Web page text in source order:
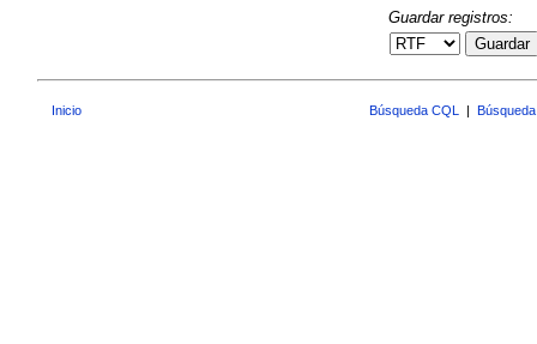
Guardar registros:
Guardar
Inicio Búsqueda CQL